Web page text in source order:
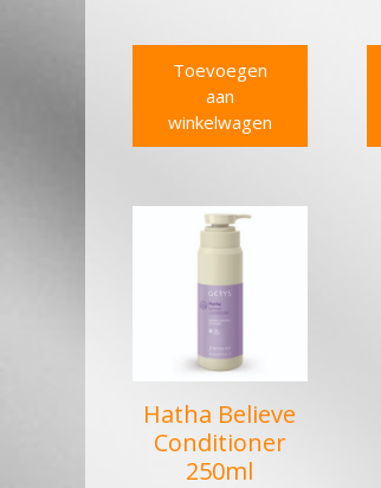
Toevoegen
aan
winkelwagen
Hatha Believe
Conditioner
250ml